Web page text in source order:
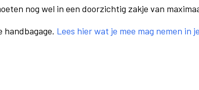
nog wel in een doorzichtig zakje van
handbagage. Lees hier wat je mee mag nemen in